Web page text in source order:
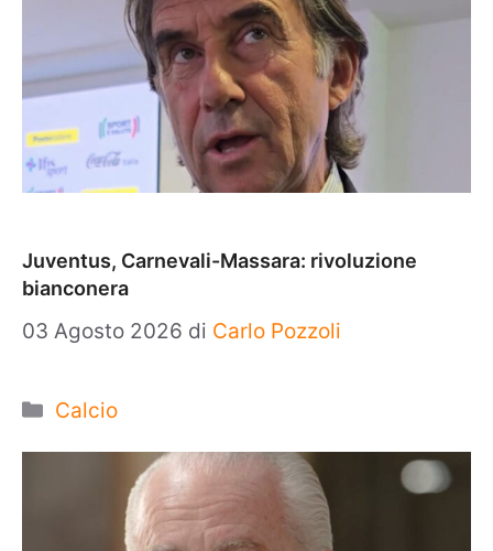
Juventus, Carnevali-Massara: rivoluzione
bianconera
03 Agosto 2026 di Carlo Pozzoli
Categorie
Calcio